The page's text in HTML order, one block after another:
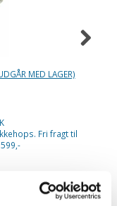
MED LAGER)
Fri fragt til